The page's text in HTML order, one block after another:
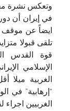
وتعكس نشرة
في إيران أن
ايضاً عن موقف
تلقى قبولا
قوة القدس
الإسلامي
الغربية
“إرهابية” في
الغربيين